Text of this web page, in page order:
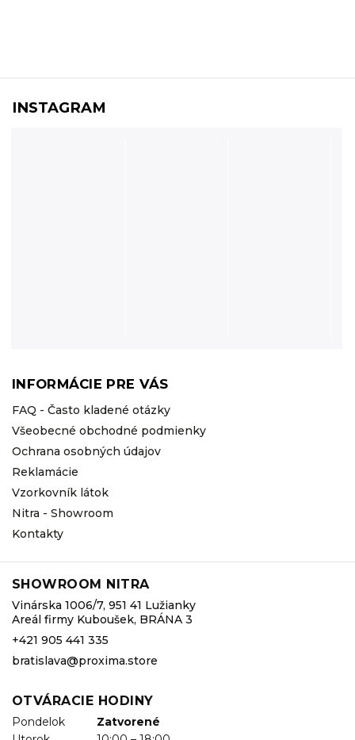
INFORMÁCIE PRE VÁS
FAQ - Často kladené otázky
Všeobecné obchodné podmienky
Ochrana osobných údajov
Reklamácie
Vzorkovník látok
Nitra - Showroom
Kontakty
SHOWROOM NITRA
Vinárska 1006/7, 951 41 Lužianky
Areál firmy Kuboušek, BRÁNA 3
+421 905 441 335
bratislava@proxima.store
OTVÁRACIE HODINY
Pondelok
Zatvorené
INSTAGRAM